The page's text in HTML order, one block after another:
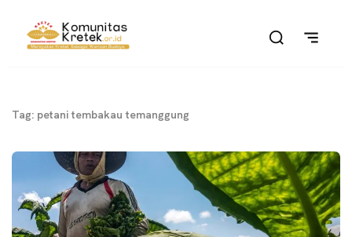
Tag: petani tembakau temanggung